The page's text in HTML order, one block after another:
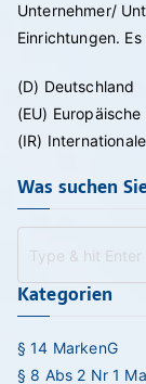
Unternehmer/
Einrichtungen.
(D) Deutschland
(EU)
(IR)
Was suchen
Kategorien
§ 14 MarkenG
§ 8 Abs 2 Nr 1